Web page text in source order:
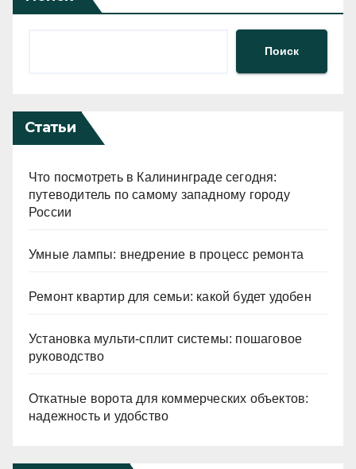
Поиск
Статьи
Что посмотреть в Калининграде сегодня:
путеводитель по самому западному городу
России
Умные лампы: внедрение в процесс ремонта
Ремонт квартир для семьи: какой будет удобен
Установка мульти-сплит системы: пошаговое
руководство
Откатные ворота для коммерческих объектов:
надежность и удобство